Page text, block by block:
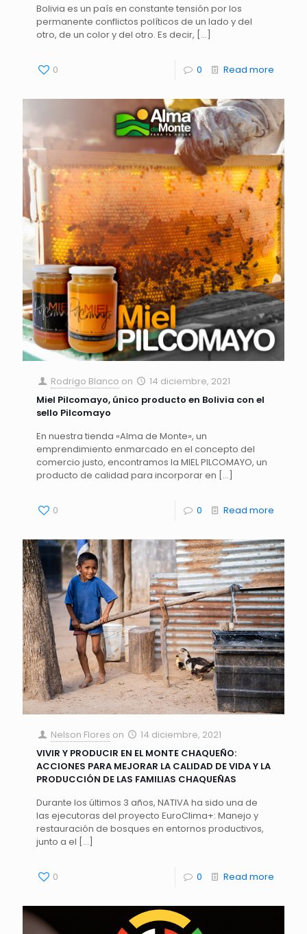
Bolivia es un país en constante tensión por los
permanente conflictos políticos de un lado y del
otro, de un color y del otro. Es decir, […]
0 0 Read more
Rodrigo Blanco on
14 diciembre, 2021
Miel Pilcomayo, único producto en Bolivia con el
sello Pilcomayo
En nuestra tienda «Alma de Monte», un
emprendimiento enmarcado en el concepto del
comercio justo, encontramos la MIEL PILCOMAYO, un
producto de calidad para incorporar en […]
0 0 Read more
Nelson Flores on
14 diciembre, 2021
VIVIR Y PRODUCIR EN EL MONTE CHAQUEÑO:
ACCIONES PARA MEJORAR LA CALIDAD DE VIDA Y LA
PRODUCCIÓN DE LAS FAMILIAS CHAQUEÑAS
Durante los últimos 3 años, NATIVA ha sido una de
las ejecutoras del proyecto EuroClima+: Manejo y
restauración de bosques en entornos productivos,
junto a el […]
0 0 Read more